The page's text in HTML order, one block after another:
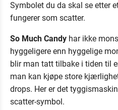
Symbolet du da skal se etter
fungerer som scatter.
So Much Candy har ikke
hyggeligere enn hyggelige
blir man tatt tilbake i tiden til
man kan kjøpe store
drops. Her er det
scatter-symbol.